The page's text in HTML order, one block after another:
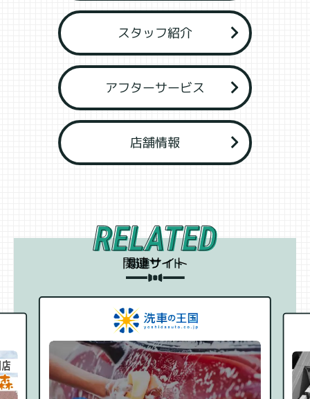
スタッフ紹介
アフターサービス
店舗情報
関連サイト